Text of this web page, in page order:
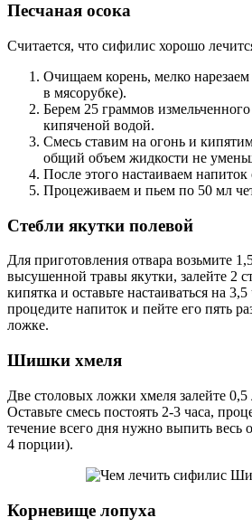
Песчаная осока
Считается, что сифилис хорошо
Очищаем корень, мелко
в мясорубке).
Берем 25 граммов
кипяченой водой.
Смесь ставим на огонь и
общий объем жидкости не
После этого настаиваем напиток
Процеживаем и пьем по 50 мл
Стебли якутки полевой
Для приготовления отвара возьмите
высушенной травы якутки, залейте 2
кипятка и оставьте настаиваться на
процедите напиток и пейте его пять
ложке.
Шишки хмеля
Две столовых ложки хмеля залейте 0,5
Оставьте смесь постоять 2-3 часа,
течение всего дня нужно выпить весь
4 порции).
Корневище лопуха